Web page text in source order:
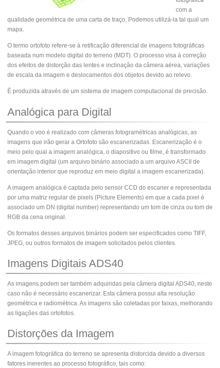
com a
qualidade geométrica de uma carta de traço, Podemos utilizá-la tal qual um
mapa.
O termo ortofoto refere-se à retificação diferencial de imagens fotográficas
baseada num modelo digital do terreno (MDT). O processo visa à correção
dos efeitos de distorção das lentes e inclinação da câmera aérea, variações
de escala da imagem e deslocamentos dos objetos devido ao relevo.
É produzida através de um sistema de imagem computacional de precisão.
Analógica para Digital
Quando o voo é realizado com câmeras fotogramétricas analógicas, as
imagens que irão gerar a Ortofoto são escanerizadas. Escanerização é o
meio pelo qual a imagem analógica, o diapositivo ou filme, é transformado
em imagem digital (um arquivo binário associado a um arquivo ASCII de
orientação interior que reproduz em meio digital a imagem escanerizada).
A imagem analógica é captada pelo sensor CCD do escaner e representada
por uma matriz regular de pixels (Picture Elements) em que a cada pixel é
associado um DN (digital number) representando um tom de cinza ou tom de
RGB da cena original.
Os formatos desses arquivos binários podem ser especificados como TIFF,
JPEG, ou outros formatos de imagem solicitados pelos clientes.
Imagens Digitais ADS40
As imagens podem ser também adquiridas pela câmera digital ADS40, neste
caso não é necessário escanerizar. Esta câmera possui alta resolução
geométrica e radiométrica. As imagens são coletadas por faixas, melhorando
as ligações das ortofotos.
Distorções da Imagem
A imagem fotográfica do terreno se apresenta distorcida devido a diversos
fatores inerentes ao processo fotográfico, tais como: